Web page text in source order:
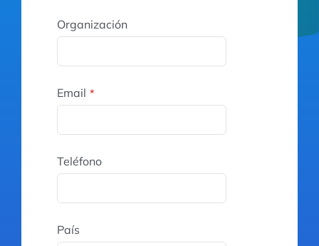
Organización
Email *
Teléfono
País